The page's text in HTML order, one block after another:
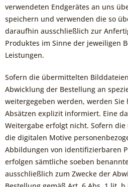
verwendeten Endgerätes an uns
speichern und verwenden die so
daraufhin ausschließlich zur
Produktes im Sinne der jeweiligen
Leistungen.
Sofern die übermittelten
Abwicklung der Bestellung an
weitergegeben werden, werden
Absätzen explizit informiert. Eine
Weitergabe erfolgt nicht. Sofern
die digitalen Motive
Abbildungen von identifizierbaren
erfolgen sämtliche soeben
ausschließlich zum Zwecke der